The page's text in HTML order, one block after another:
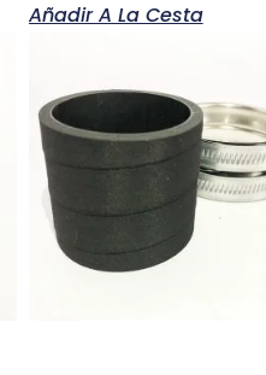
Añadir A La Cesta